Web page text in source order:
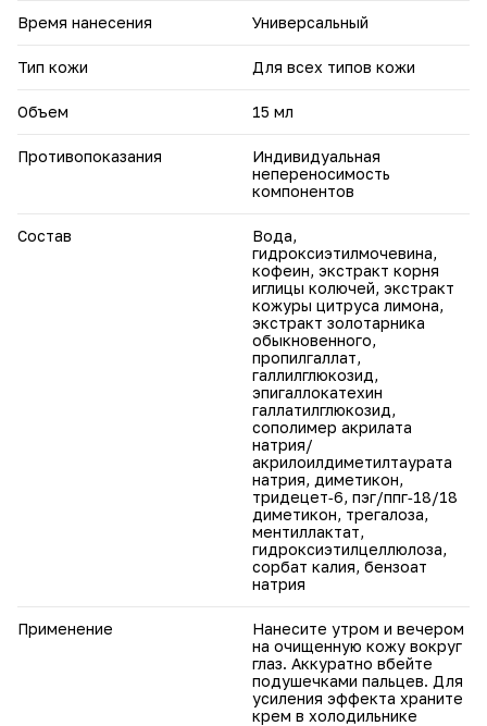
• Имеет легкую текстуру, быстро впитывается, не
Крем быстро решает 3 главные проблемы: устраняет
морщинки.
Время нанесения Универсальный
Тип кожи Для всех типов кожи
Объем 15 мл
Противопоказания
Индивидуальная
непереносимость
компонентов
Состав
Вода,
гидроксиэтилмочевина,
кофеин, экстракт корня
иглицы колючей, экстракт
кожуры цитруса лимона,
экстракт золотарника
обыкновенного,
пропилгаллат,
галлилглюкозид,
эпигаллокатехин
галлатилглюкозид,
сополимер акрилата
натрия/
акрилоилдиметилтаурата
натрия, диметикон,
тридецет‑6, пэг/ппг‑18/18
диметикон, трегалоза,
ментиллактат,
гидроксиэтилцеллюлоза,
сорбат калия, бензоат
натрия
Применение
Нанесите утром и вечером
на очищенную кожу вокруг
глаз. Аккуратно вбейте
подушечками пальцев. Для
усиления эффекта храните
крем в холодильнике